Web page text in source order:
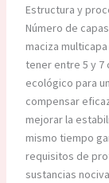
Estructura y
Número de
maciza
tener entre 5 y 7
ecológico para
compensar
mejorar la
mismo tiempo
requisitos de
sustancias